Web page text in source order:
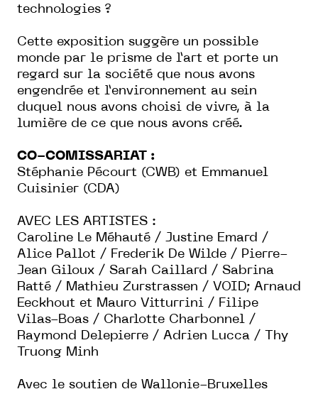
technologies ?
Cette exposition suggère un possible
monde par le prisme de l’art et porte un
regard sur la société que nous avons
engendrée et l’environnement au sein
duquel nous avons choisi de vivre, à la
lumière de ce que nous avons créé.
CO-COMISSARIAT :
Stéphanie Pécourt (CWB) et Emmanuel
Cuisinier (CDA)
AVEC LES ARTISTES :
Caroline Le Méhauté / Justine Emard /
Alice Pallot / Frederik De Wilde / Pierre-
Jean Giloux / Sarah Caillard / Sabrina
Ratté / Mathieu Zurstrassen / VOID; Arnaud
Eeckhout et Mauro Vitturrini / Filipe
Vilas-Boas / Charlotte Charbonnel /
Raymond Delepierre / Adrien Lucca / Thy
Truong Minh
Avec le soutien de Wallonie-Bruxelles